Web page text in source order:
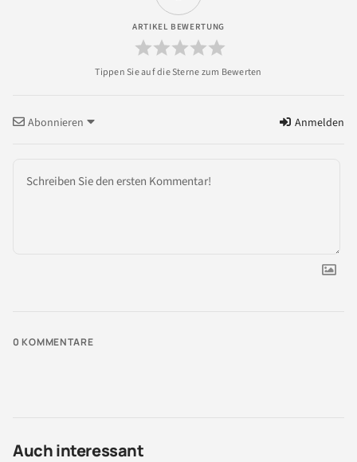
ARTIKEL BEWERTUNG
Abonnieren Anmelden
0 KOMMENTARE
Auch interessant